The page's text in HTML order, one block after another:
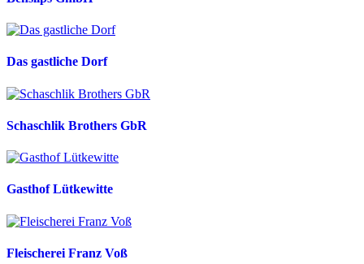
Das gastliche Dorf
Schaschlik Brothers GbR
Gasthof Lütkewitte
Fleischerei Franz Voß